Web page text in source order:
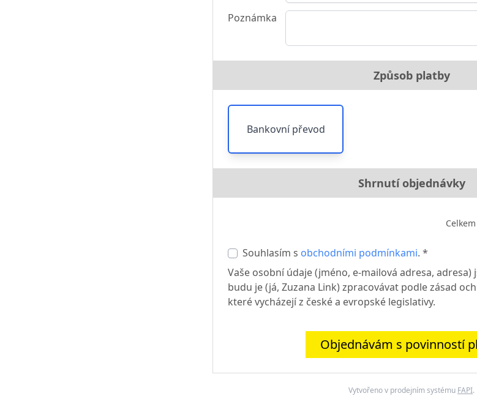
Poznámka
Způsob platby
Bankovní převod
Shrnutí objednávky
Souhlasím s obchodními podmínkami. *
Vaše osobní údaje (jméno, e-mailová adresa, adresa)
budu je (já, Zuzana Link) zpracovávat podle zásad
které vycházejí z české a evropské legislativy.
Objednávám s povinností
Vytvořeno v prodejním systému FAPI.